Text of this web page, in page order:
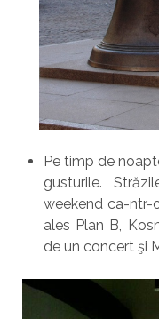
Pe timp de
gusturile.
weekend ca-ntr-
ales Plan B,
de un concert şi